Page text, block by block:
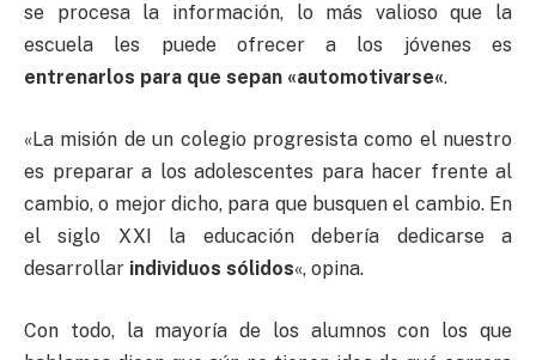
se procesa la información, lo más valioso que la
escuela les puede ofrecer a los jóvenes es
entrenarlos para que sepan «automotivarse«.
«La misión de un colegio progresista como el nuestro
es preparar a los adolescentes para hacer frente al
cambio, o mejor dicho, para que busquen el cambio. En
el siglo XXI la educación debería dedicarse a
desarrollar individuos sólidos«, opina.
Con todo, la mayoría de los alumnos con los que